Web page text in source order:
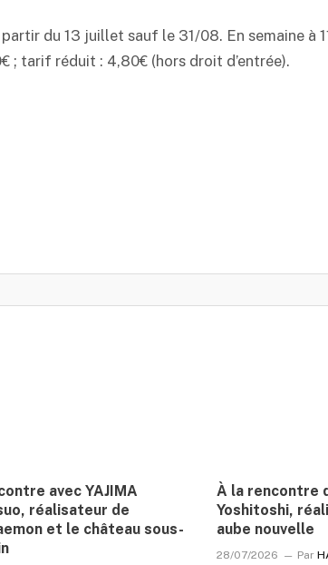
du 13 juillet sauf le 31/08. En semaine à
; tarif réduit : 4,80€ (hors droit d’entrée).
avec YAJIMA
réalisateur de
et le château sous-
À la rencontre
Yoshitoshi,
aube nouvelle
28/07/2026 Par